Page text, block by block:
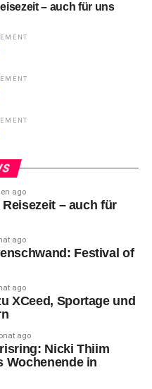
– auch für uns
ago
– auch für
ago
Festival of
ago
XCeed, Sportage und
ago
Nicki Thiim
Wochenende in